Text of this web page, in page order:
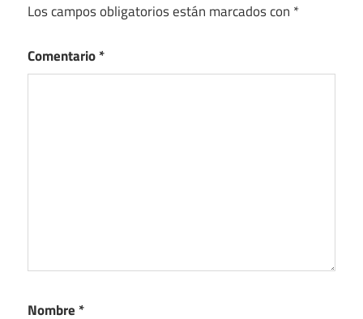
Los campos obligatorios están marcados con *
Comentario*
Nombre *